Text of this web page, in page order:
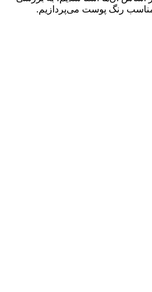
رنگ پوست می‌پردازیم.